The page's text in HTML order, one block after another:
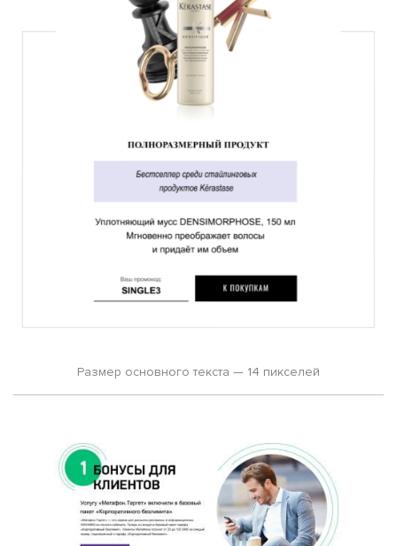
Размер основного текста — 14 пикселей